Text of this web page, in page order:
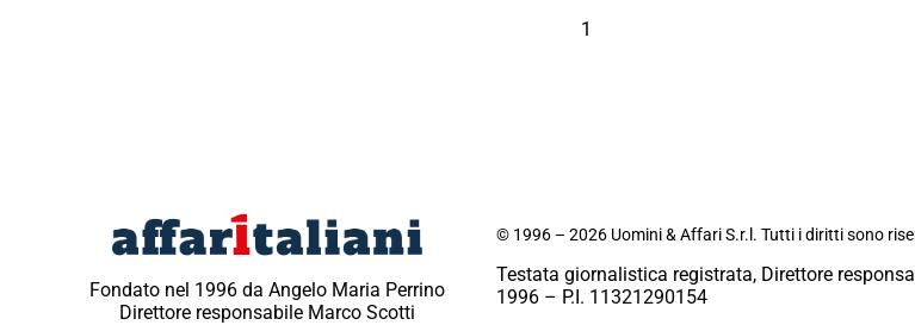
1
Fondato nel 1996 da Angelo Maria Perrino
Direttore responsabile Marco Scotti
© 1996 – 2026 Uomini & Affari S.r.l. Tutti i diritti sono
Testata giornalistica registrata, Direttore
1996 – P.I. 11321290154